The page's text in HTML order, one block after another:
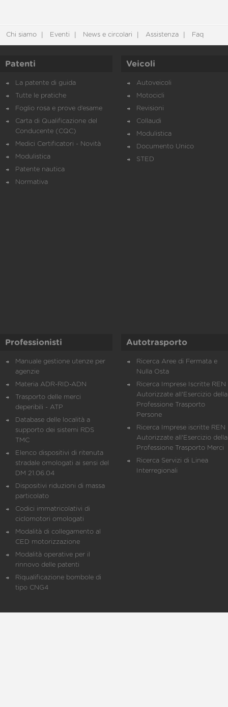
Chi siamo Eventi News e circolari Assistenza Faq
Patenti
La patente di guida
Tutte le pratiche
Foglio rosa e prove d’esame
Carta di Qualificazione del
Conducente (CQC)
Medici Certificatori - Novità
Modulistica
Patente nautica
Normativa
Veicoli
Autoveicoli
Motocicli
Revisioni
Collaudi
Modulistica
Documento Unico
STED
Professionisti
Manuale gestione utenze per
agenzie
Materia ADR-RID-ADN
Trasporto delle merci
deperibili - ATP
Database delle località a
supporto dei sistemi RDS
TMC
Elenco dispositivi di ritenuta
stradale omologati ai sensi del
DM 21.06.04
Dispositivi riduzioni di massa
particolato
Codici immatricolativi di
ciclomotori omologati
Modalità di collegamento al
CED motorizzazione
Modalità operative per il
rinnovo delle patenti
Riqualificazione bombole di
tipo CNG4
Autotrasporto
Ricerca Aree di Fermata e
Nulla Osta
Ricerca Imprese Iscritte REN
Autorizzate all'Esercizio della
Professione Trasporto
Persone
Ricerca Imprese iscritte REN
Autorizzate all'Esercizio della
Professione Trasporto Merci
Ricerca Servizi di Linea
Interregionali